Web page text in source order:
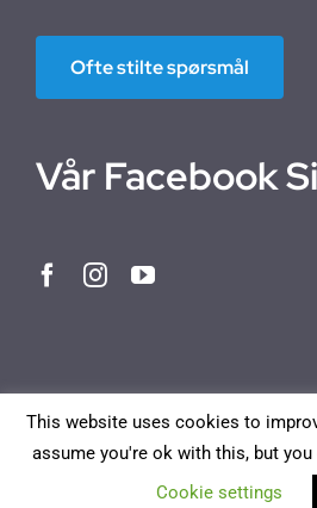
Ofte stilte spørsmål
Vår Facebook
This website uses cookies to
assume you're ok with this, but
Cookie settings
Norwegian Bokmål English